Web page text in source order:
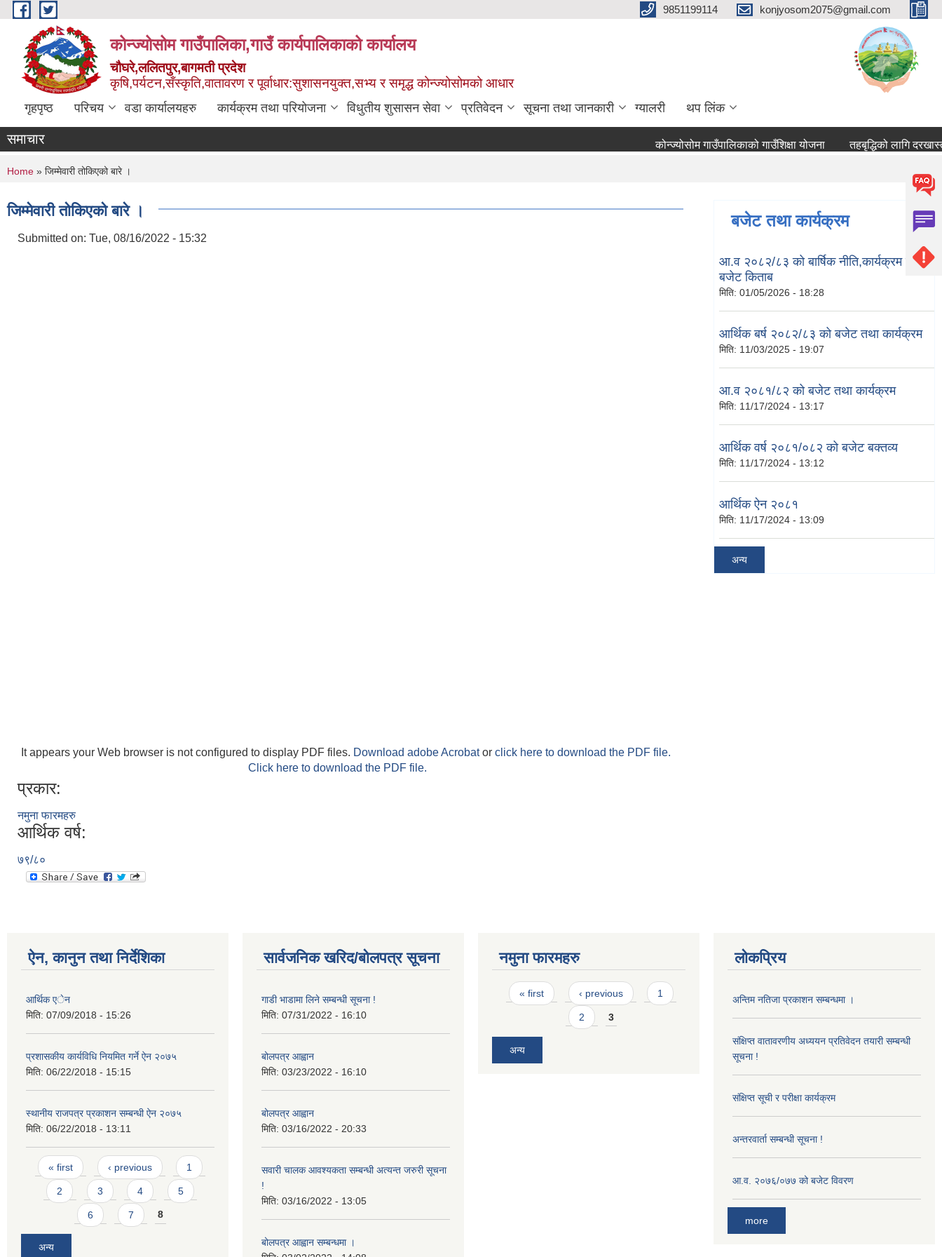
Skip to main content 9851199114 konjyosom2075@gmail.com
कोन्ज्योसोम गाउँपालिका,गाउँ कार्यपालिकाको कार्यालय
चौघरे,ललितपुर,बागमती प्रदेश
कृषि,पर्यटन,सँस्कृति,वातावरण र पूर्वाधार:सुशासनयुक्त,सभ्य र समृद्ध कोन्ज्योसोमको आधार
गृहपृष्ठ परिचय वडा कार्यालयहरु कार्यक्रम तथा परियोजना विधुतीय शुसासन सेवा प्रतिवेदन सूचना तथा जानकारी ग्यालरी थप लिंक
समाचार कोन्ज्योसोम गाउँपालिकाको गाउँशिक्षा योजना तहबृद्धिको लागि दरखास्त
You are here
Home » जिम्मेवारी तोकिएको बारे ।
जिम्मेवारी तोकिएको बारे ।
Submitted on: Tue, 08/16/2022 - 15:32
It appears your Web browser is not configured to display PDF files. Download adobe Acrobator click here to download the PDF file.
Click here to download the PDF file.
प्रकार:
नमुना फारमहरु
आर्थिक वर्ष:
७९/८०
बजेट तथा कार्यक्रम
आ.व २०८२/८३ को बार्षिक नीति,कार्यक्रम तथा
बजेट किताब
मिति: 01/05/2026 - 18:28
आर्थिक बर्ष २०८२/८३ को बजेट तथा कार्यक्रम
मिति: 11/03/2025 - 19:07
आ.व २०८१/८२ को बजेट तथा कार्यक्रम
मिति: 11/17/2024 - 13:17
आर्थिक वर्ष २०८१/०८२ को बजेट बक्तव्य
मिति: 11/17/2024 - 13:12
आर्थिक ऐन २०८१
मिति: 11/17/2024 - 13:09
अन्य
ऐन, कानुन तथा निर्देशिका
आर्थिक एेन
मिति: 07/09/2018 - 15:26
प्रशासकीय कार्यविधि नियमित गर्ने ऐन २०७५
मिति: 06/22/2018 - 15:15
स्थानीय राजपत्र प्रकाशन सम्बन्धी ऐन २०७५
मिति: 06/22/2018 - 13:11
Pages
« first ‹ previous 1
2 3 4 5
6 7 8
अन्य
सार्वजनिक खरिद/बोलपत्र सूचना
गाडी भाडामा लिने सम्बन्धी सूचना !
मिति: 07/31/2022 - 16:10
बोलपत्र आह्वान
मिति: 03/23/2022 - 16:10
बोलपत्र आह्वान
मिति: 03/16/2022 - 20:33
सवारी चालक आवश्यकता सम्बन्धी अत्यन्त जरुरी सूचना
!
मिति: 03/16/2022 - 13:05
बोलपत्र आह्वान सम्बन्धमा ।
नमुना फारमहरु
Pages
« first ‹ previous 1
2 3
अन्य
लोकप्रिय
अन्तिम नतिजा प्रकाशन सम्बन्धमा ।
संक्षिप्त वातावरणीय अध्ययन प्रतिवेदन तयारी सम्बन्धी
सूचना !
संक्षिप्त सूची र परीक्षा कार्यक्रम
अन्तरवार्ता सम्बन्धी सूचना !
आ‍.व. २०७६/०७७ को बजेट विवरण
more